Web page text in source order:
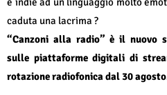
caduta una lacrima ?
“Canzoni alla radio” è il nuovo
sulle piattaforme digitali di
rotazione radiofonica dal 30